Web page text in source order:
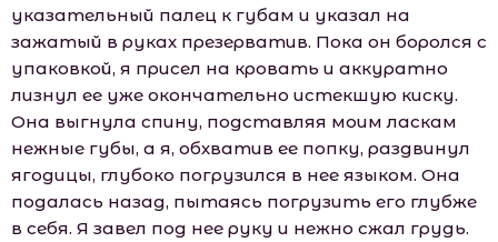
указательный палец к губам и указал на
зажатый в руках презерватив. Пока он боролся с
упаковкой, я присел на кровать и аккуратно
лизнул ее уже окончательно истекшую киску.
Она выгнула спину, подставляя моим ласкам
нежные губы, а я, обхватив ее попку, раздвинул
ягодицы, глубоко погрузился в нее языком. Она
подалась назад, пытаясь погрузить его глубже
в себя. Я завел под нее руку и нежно сжал грудь.